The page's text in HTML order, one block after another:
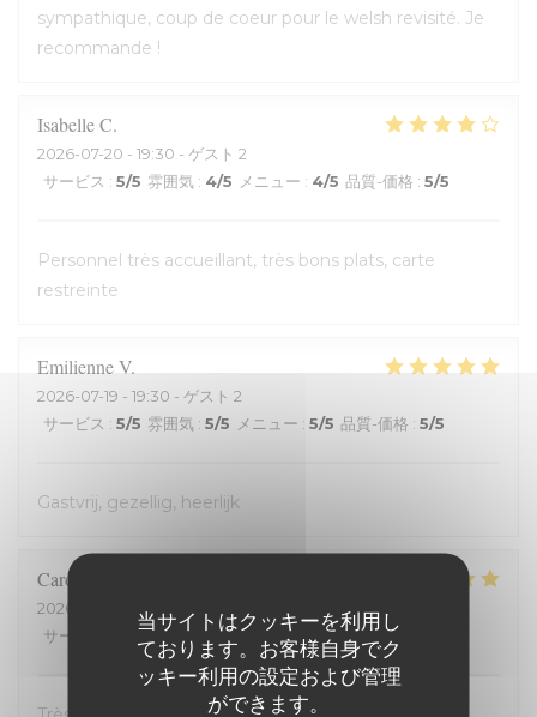
当サイトはクッキーを利用し
ております。お客様自身でク
ッキー利用の設定および管理
ができます。
sympathique, coup de coeur pour le welsh revisité. Je
recommande !
IsabelleC
2026-07-20 - 19:30 - ゲスト 2
サービス : 5/5 雰囲気 : 4/5 メニュー : 4/5 品質-価格 : 5/5
Personnel très accueillant, très bons plats, carte
restreinte
EmilienneV
2026-07-19 - 19:30 - ゲスト 2
サービス : 5/5 雰囲気 : 5/5 メニュー : 5/5 品質-価格 : 5/5
Gastvrij, gezellig, heerlijk
Carole
2026-07-18
- 21:00 - ゲスト 2
サービス
/5 雰囲気 5 /5 メニュー : 5 /5 品質-価格